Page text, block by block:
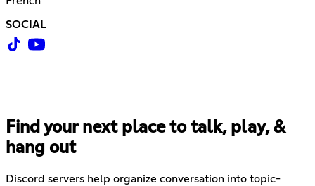
SOCIAL
Find your next place to talk, play, &
hang out
Discord servers help organize conversation into topic-